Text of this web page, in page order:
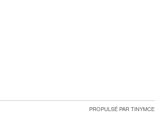
PROPULSÉ PAR TINYMCE